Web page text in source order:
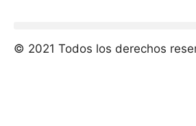
© 2021 Todos los derechos